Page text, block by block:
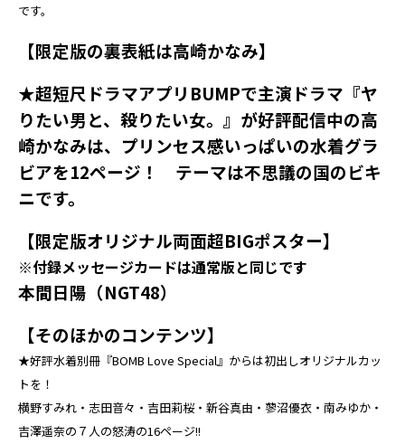
です。
【限定版の裏表紙は高崎かなみ】
★超短尺ドラマアプリBUMPで主演ドラマ『ヤ
りたい男と、殺りたい女。』が好評配信中の高
崎かなみは、プリンセス感いっぱいの水着グラ
ビアを12ページ！ テーマは不思議の国のビキ
ニです。
【限定版オリジナル両面超BIGポスター】
※付録メッセージカードは通常版と同じです
本間日陽（NGT48）
【そのほかのコンテンツ】
★好評水着別冊『BOMB Love Special』からは初出しオリジナルカッ
トを！
横野すみれ・志田音々・吉田莉桜・新谷真由・蓼沼優衣・南みゆか・
吉澤遥奈の７人の怒涛の16ページ!!